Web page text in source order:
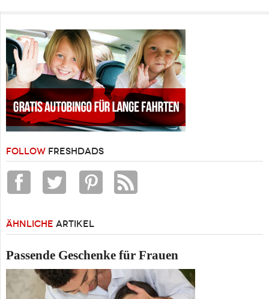
FOLLOW FRESHDADS
ÄHNLICHE ARTIKEL
Passende Geschenke für Frauen